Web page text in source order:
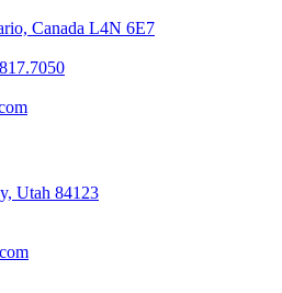
Canada L4N 6E7
Utah 84123